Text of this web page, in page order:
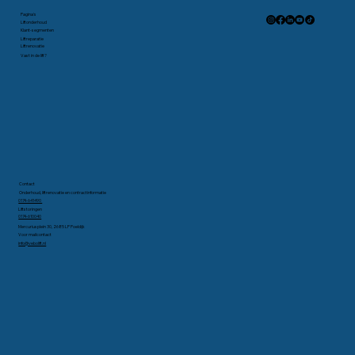
Pagina's
Klant-segmenten
Liftonderhoud
Liftreparatie
Liftrenovatie
Vast in de lift?
Contact
Onderhoud, liftrenovatie en contractinformatie
0174-641490
Liftstoringen
0174-610040
Mercuriusplein 30, 2685 LP Poeldijk
Voor mailcontact
info@vebolift.nl